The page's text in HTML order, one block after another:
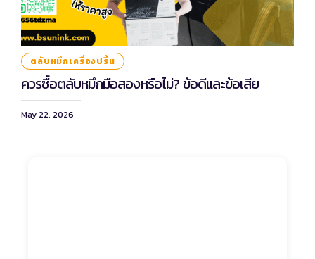
ตลับหมึกเครื่องปริ้น
ควรซื้อตลับหมึกมือสองหรือไม่? ข้อดีและข้อเสีย
May 22, 2026